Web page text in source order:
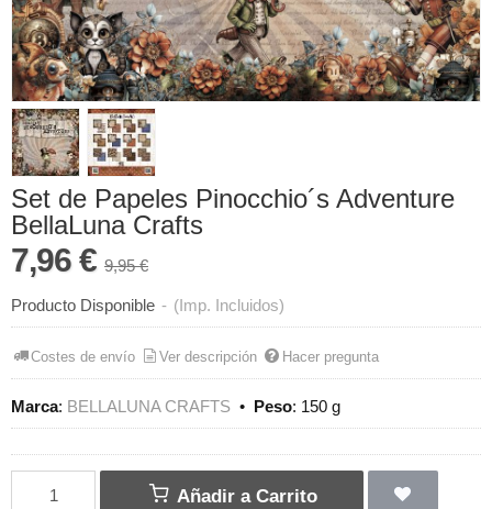
Set de Papeles Pinocchio´s Adventure
BellaLuna Crafts
7,96 € 9,95 €
Producto Disponible - (Imp. Incluidos)
Costes de envío Ver descripción Hacer pregunta
Marca: BELLALUNA CRAFTS • Peso: 150 g
Añadir a Carrito